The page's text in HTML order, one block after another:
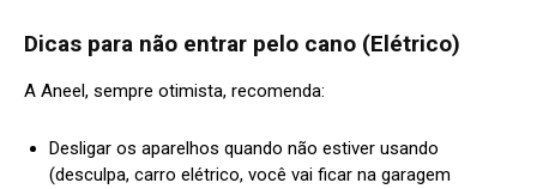
Dicas para não entrar pelo cano (Elétrico)
A Aneel, sempre otimista, recomenda:
Desligar os aparelhos quando não estiver usando
(desculpa, carro elétrico, você vai ficar na garagem